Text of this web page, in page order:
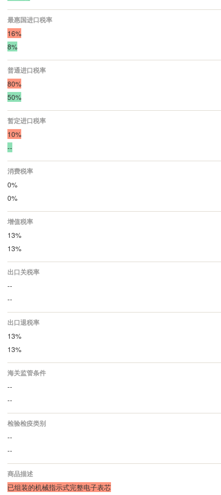
最惠国进口税率
16%
8%
普通进口税率
80%
50%
暂定进口税率
10%
--
消费税率
0%
0%
增值税率
13%
13%
出口关税率
--
--
出口退税率
13%
13%
海关监管条件
--
--
检验检疫类别
--
--
商品描述
已组装的机械指示式完整电子表芯